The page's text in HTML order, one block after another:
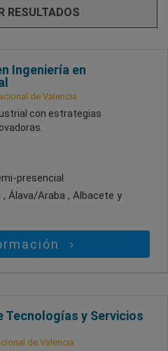
RESULTADOS
Ingeniería en
de Valencia
con estrategias
presencial
, Álava/Araba , Albacete y
Tecnologías y Servicios
de Valencia